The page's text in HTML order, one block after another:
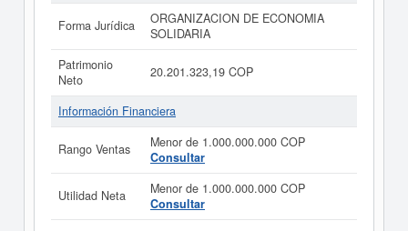
Forma Jurídica
ORGANIZACION DE ECONOMIA
SOLIDARIA
Patrimonio
Neto
20.201.323,19 COP
Información Financiera
Rango Ventas
Menor de 1.000.000.000 COP
Consultar
Utilidad Neta
Menor de 1.000.000.000 COP
Consultar